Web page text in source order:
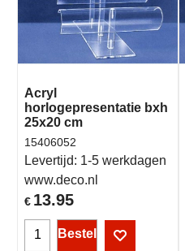
Acryl
horlogepresentatie bxh
25x20 cm
€ 13.95
15406052
Levertijd: 1-5 werkdagen
www.deco.nl
Bestel